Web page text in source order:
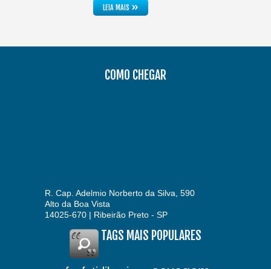
LEIA MAIS»
COMO CHEGAR
R. Cap. Adelmio Norberto da Silva, 590
Alto da Boa Vista
14025-670 | Ribeirão Preto - SP
TAGS MAIS POPULARES